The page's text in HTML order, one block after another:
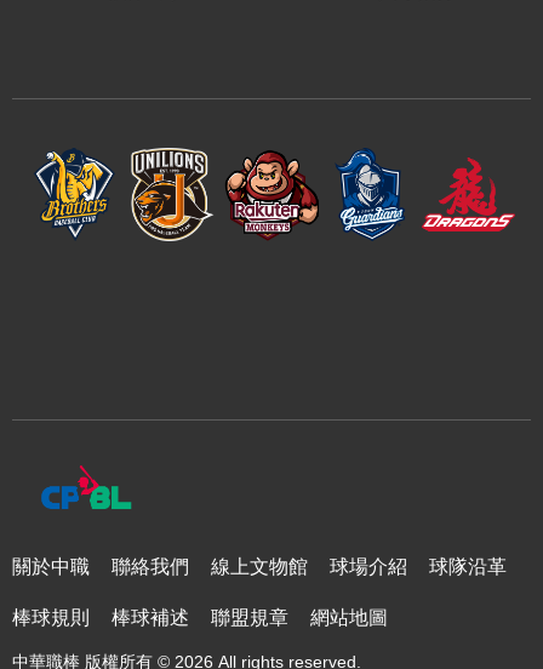
關於中職 聯絡我們 線上文物館 球場介紹 球隊沿革
棒球規則 棒球補述 聯盟規章 網站地圖
中華職棒 版權所有 © 2026 All rights reserved.